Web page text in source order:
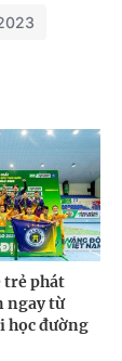
trẻ phát
ngay từ
học đường